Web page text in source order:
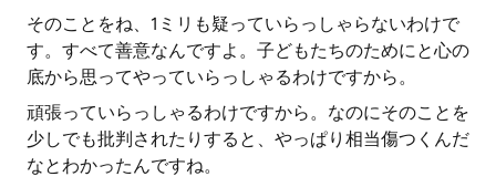
そのことをね、1ミリも疑っていらっしゃらないわけで
す。すべて善意なんですよ。子どもたちのためにと心の
底から思ってやっていらっしゃるわけですから。
頑張っていらっしゃるわけですから。なのにそのことを
少しでも批判されたりすると、やっぱり相当傷つくんだ
なとわかったんですね。